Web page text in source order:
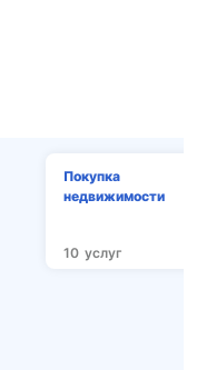
Покупка
недвижимости
10 услуг